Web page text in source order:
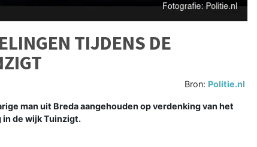
TIJDENS DE
Bron: Politie.nl
man uit Breda aangehouden op verdenking van het
de wijk Tuinzigt.